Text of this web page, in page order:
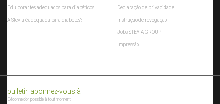
Edulcorantes adequados para diabéticos
A Stevia é adequada para diabetes?
Declaração de privacidade
Instrução de revogação
Jobs STEVIA GROUP
Impressão
bulletin abonnez-vous à
Déconnexion possible à tout moment